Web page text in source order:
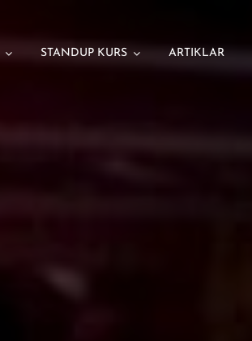
STANDUP KURS ARTIKLAR